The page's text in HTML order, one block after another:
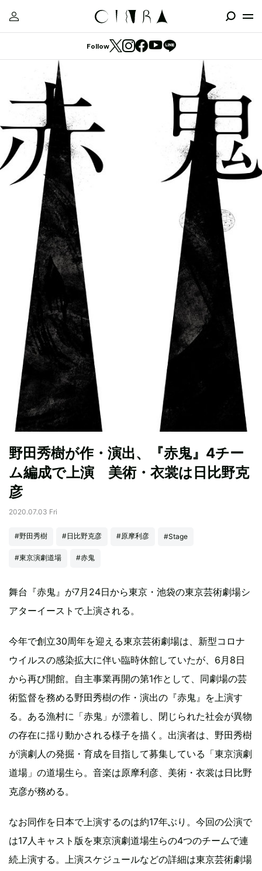
Follow
野田秀樹が作・演出、『赤鬼』4チー
ム編成で上演 美術・衣裳は日比野克
彦
2020.07.03 Fri
#野田秀樹 #日比野克彦 #原摩利彦 #Stage
#東京演劇道場 #赤鬼
舞台『赤鬼』が7月24日から東京・池袋の東京芸術劇場シ
アターイーストで上演される。
今年で創立30周年を迎える東京芸術劇場は、新型コロナ
ウイルスの感染拡大に伴い臨時休館していたが、6月8日
から再び開館。自主事業再開の第1作として、同劇場の芸
術監督を務める野田秀樹の作・演出の『赤鬼』を上演す
る。ある漁村に「赤鬼」が漂着し、閉じられた社会が異物
の存在に揺り動かされる様子を描く。出演者は、野田秀樹
が演劇人の発掘・育成を目指して募集している「東京演劇
道場」の道場生ら。音楽は原摩利彦、美術・衣裳は日比野
克彦が務める。
なお同作を日本で上演するのは約17年ぶり。今回の公演で
は17人キャスト版を東京演劇道場生らの4つのチームで連
続上演する。上演スケジュールなどの詳細は東京芸術劇場